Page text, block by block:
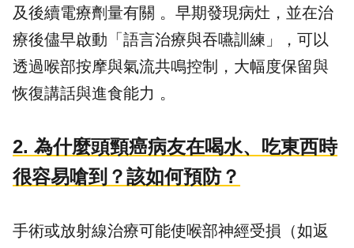
及後續電療劑量有關 。早期發現病灶，並在治
療後儘早啟動「語言治療與吞嚥訓練」，可以
透過喉部按摩與氣流共鳴控制，大幅度保留與
恢復講話與進食能力 。
2. 為什麼頭頸癌病友在喝水、吃東西時
很容易嗆到？該如何預防？
手術或放射線治療可能使喉部神經受損（如返